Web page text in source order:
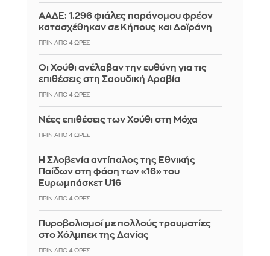
ΑΑΔΕ: 1.296 φιάλες παράνομου φρέον
κατασχέθηκαν σε Κήπους και Δοϊράνη
ΠΡΙΝ ΑΠΌ 4 ΏΡΕΣ
Οι Χούθι ανέλαβαν την ευθύνη για τις
επιθέσεις στη Σαουδική Αραβία
ΠΡΙΝ ΑΠΌ 4 ΏΡΕΣ
Νέες επιθέσεις των Χούθι στη Μόχα
ΠΡΙΝ ΑΠΌ 4 ΏΡΕΣ
Η Σλοβενία αντίπαλος της Εθνικής
Παίδων στη φάση των «16» του
Ευρωμπάσκετ U16
ΠΡΙΝ ΑΠΌ 4 ΏΡΕΣ
Πυροβολισμοί με πολλούς τραυματίες
στο Χόλμπεκ της Δανίας
ΠΡΙΝ ΑΠΌ 4 ΏΡΕΣ